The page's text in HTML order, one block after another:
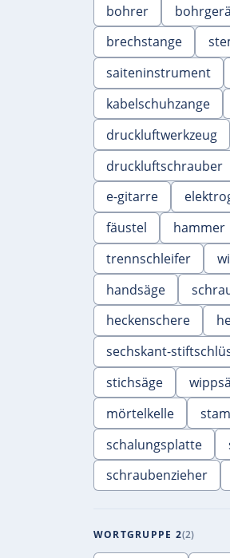
bohrer
brechstange
saiteninstrument
kabelschuhzange
druckluftwerkzeug
druckluftschrauber
e-gitarre
fäustel
hammer
trennschleifer
handsäge
heckenschere
sechskant-
stichsäge
mörtelkelle
schalungsplatte
schraubenzieher
WORTGRUPPE 2 2